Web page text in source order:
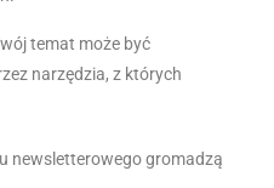
temat może być
narzędzia, z których
newsletterowego gromadzą